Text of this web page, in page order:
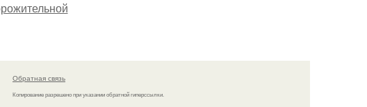
Обратная связь
Копирование разрешено при указании обратной гиперссылки.